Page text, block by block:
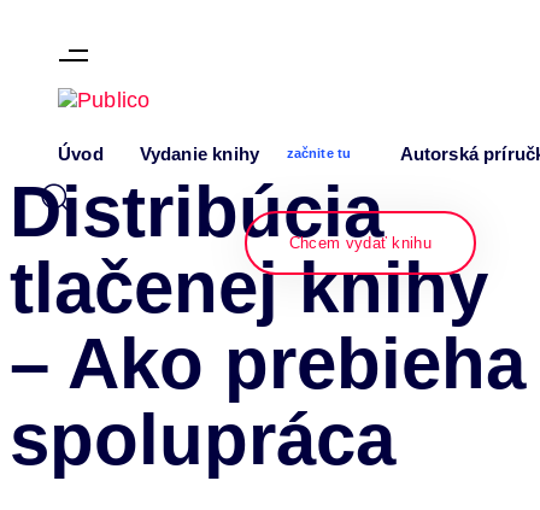
Úvod Vydanie knihy začnite tu Autorská
Chcem vydať knihu
Distribúcia
tlačenej knihy
– Ako prebieha
spolupráca